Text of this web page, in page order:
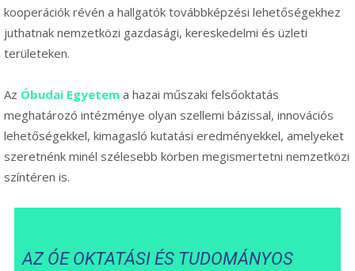
kooperációk révén a hallgatók továbbképzési lehetőségekhez
juthatnak nemzetközi gazdasági, kereskedelmi és üzleti
területeken.
Az Óbudai Egyetem a hazai műszaki felsőoktatás
meghatározó intézménye olyan szellemi bázissal, innovációs
lehetőségekkel, kimagasló kutatási eredményekkel, amelyeket
szeretnénk minél szélesebb körben megismertetni nemzetközi
színtéren is.
AZ ÓE OKTATÁSI ÉS TUDOMÁNYOS